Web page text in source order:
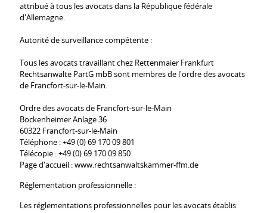
attribué à tous les avocats dans la République fédérale
d'Allemagne.
Autorité de surveillance compétente :
Tous les avocats travaillant chez Rettenmaier Frankfurt
Rechtsanwälte PartG mbB sont membres de l'ordre des avocats
de Francfort-sur-le-Main.
Ordre des avocats de Francfort-sur-le-Main
Bockenheimer Anlage 36
60322 Francfort-sur-le-Main
Téléphone : +49 (0) 69 170 09 801
Télécopie : +49 (0) 69 170 09 850
Page d'accueil : www.rechtsanwaltskammer-ffm.de
Réglementation professionnelle :
Les réglementations professionnelles pour les avocats établis